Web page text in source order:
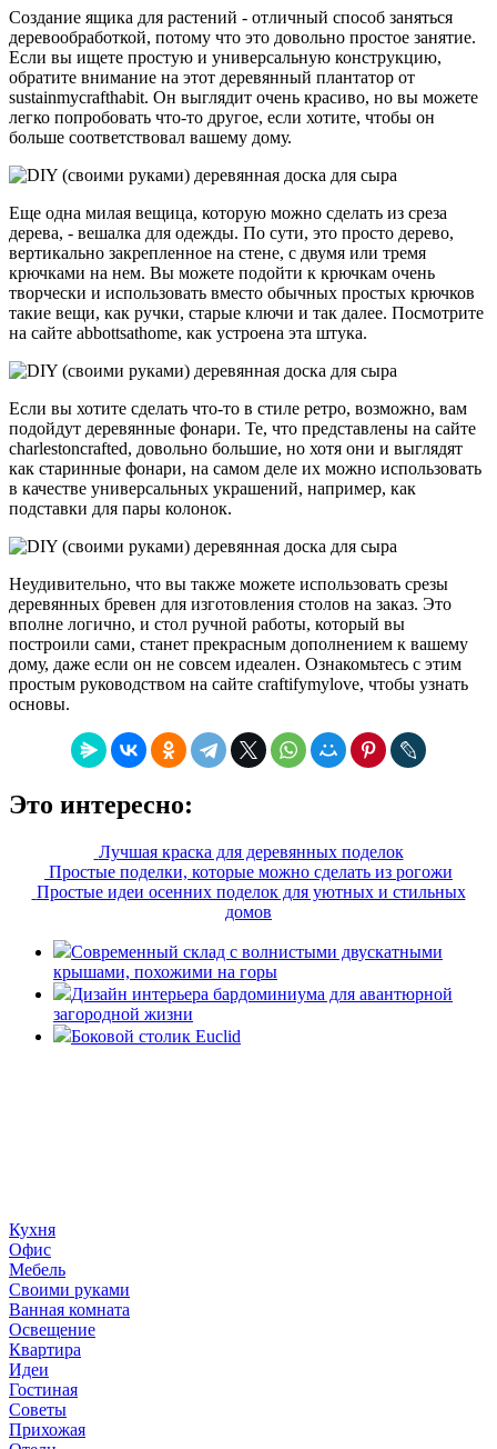
Создание ящика для растений - отличный способ заняться
деревообработкой, потому что это довольно простое занятие.
Если вы ищете простую и универсальную конструкцию,
обратите внимание на этот деревянный плантатор от
sustainmycrafthabit. Он выглядит очень красиво, но вы можете
легко попробовать что-то другое, если хотите, чтобы он
больше соответствовал вашему дому.
Еще одна милая вещица, которую можно сделать из среза
дерева, - вешалка для одежды. По сути, это просто дерево,
вертикально закрепленное на стене, с двумя или тремя
крючками на нем. Вы можете подойти к крючкам очень
творчески и использовать вместо обычных простых крючков
такие вещи, как ручки, старые ключи и так далее. Посмотрите
на сайте abbottsathome, как устроена эта штука.
Если вы хотите сделать что-то в стиле ретро, возможно, вам
подойдут деревянные фонари. Те, что представлены на сайте
charlestoncrafted, довольно большие, но хотя они и выглядят
как старинные фонари, на самом деле их можно использовать
в качестве универсальных украшений, например, как
подставки для пары колонок.
Неудивительно, что вы также можете использовать срезы
деревянных бревен для изготовления столов на заказ. Это
вполне логично, и стол ручной работы, который вы
построили сами, станет прекрасным дополнением к вашему
дому, даже если он не совсем идеален. Ознакомьтесь с этим
простым руководством на сайте craftifymylove, чтобы узнать
основы.
Это интересно:
Лучшая краска для деревянных поделок
Простые поделки, которые можно сделать из рогожи
Простые идеи осенних поделок для уютных и стильных
домов
Современный склад с волнистыми двускатными
крышами, похожими на горы
Дизайн интерьера бардоминиума для авантюрной
загородной жизни
Боковой столик Euclid
Кухня
Офис
Мебель
Своими руками
Ванная комната
Освещение
Квартира
Идеи
Гостиная
Советы
Прихожая